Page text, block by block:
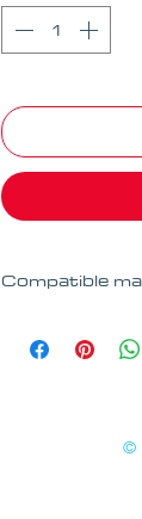
Compatible
velcro
nouvelle série©